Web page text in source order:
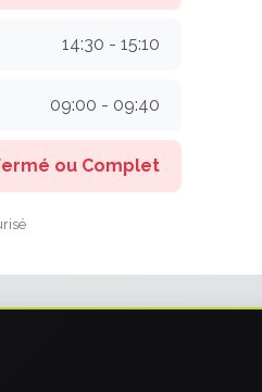
14:30 - 15:10
09:00 - 09:40
ou Complet